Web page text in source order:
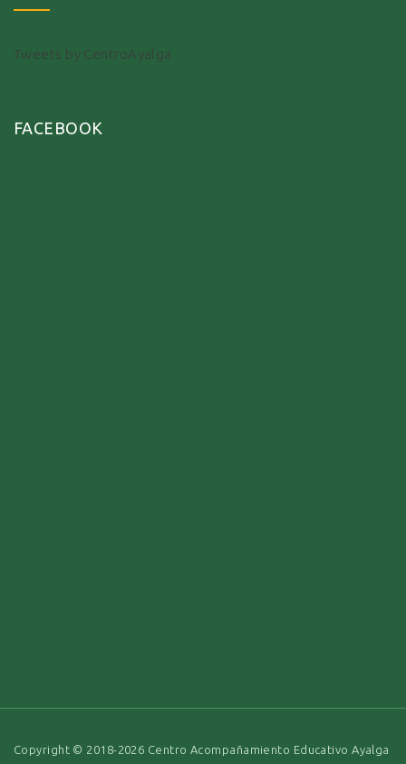
Tweets by CentroAyalga
FACEBOOK
Copyright © 2018-2026 Centro Acompañamiento Educativo Ayalga